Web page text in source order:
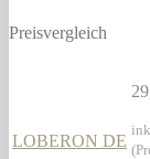
Preisvergleich
LOBERON DE